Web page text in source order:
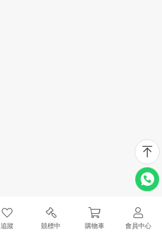
追蹤 競標中 購物車 會員中心